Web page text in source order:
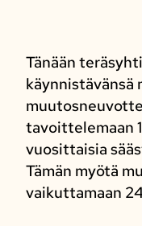
Tänään
käynnistävänsä
tavoittelemaan
vuosittaisia
Tämän myötä
vaikuttamaan